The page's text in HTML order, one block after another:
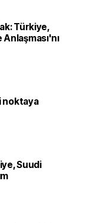
Türkiye,
noktaya
Suudi